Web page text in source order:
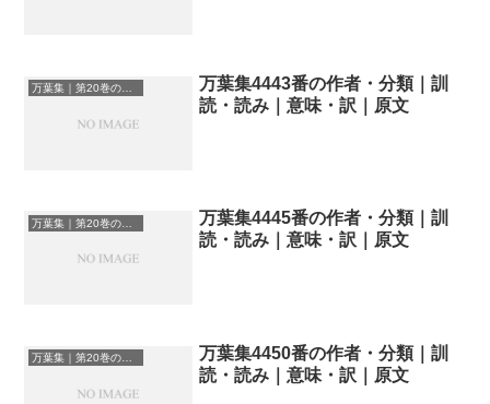
万葉集｜第20巻の和歌一覧
万葉集4443番の作者・分類｜訓
読・読み｜意味・訳｜原文
万葉集｜第20巻の和歌一覧
万葉集4445番の作者・分類｜訓
読・読み｜意味・訳｜原文
万葉集｜第20巻の和歌一覧
万葉集4450番の作者・分類｜訓
読・読み｜意味・訳｜原文